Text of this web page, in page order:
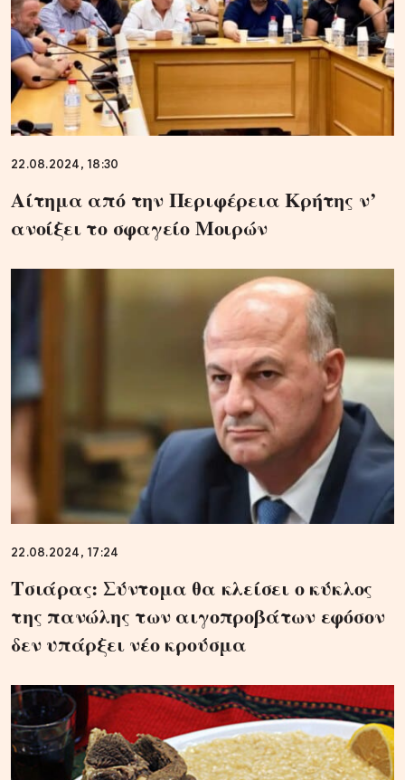
22.08.2024, 18:30
Αίτημα από την Περιφέρεια Κρήτης ν’
ανοίξει το σφαγείο Μοιρών
22.08.2024, 17:24
Τσιάρας: Σύντομα θα κλείσει ο κύκλος
της πανώλης των αιγοπροβάτων εφόσον
δεν υπάρξει νέο κρούσμα